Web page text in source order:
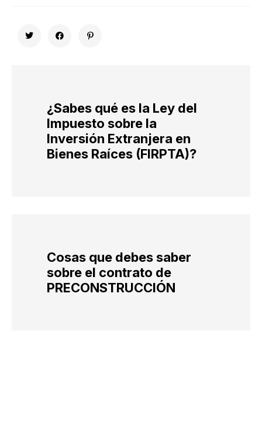
¿Sabes qué es la Ley del
Impuesto sobre la
Inversión Extranjera en
Bienes Raíces (FIRPTA)?
Cosas que debes saber
sobre el contrato de
PRECONSTRUCCIÓN